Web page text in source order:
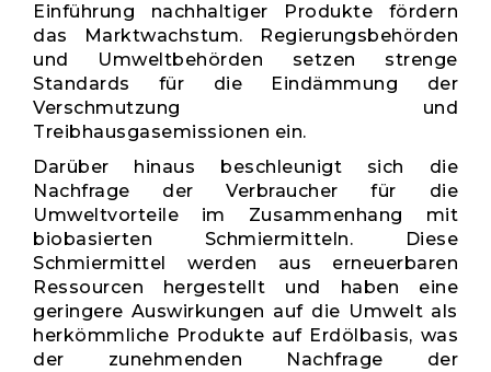
Einführung nachhaltiger Produkte fördern
das Marktwachstum. Regierungsbehörden
und Umweltbehörden setzen strenge
Standards für die Eindämmung der
Verschmutzung und
Treibhausgasemissionen ein.
Darüber hinaus beschleunigt sich die
Nachfrage der Verbraucher für die
Umweltvorteile im Zusammenhang mit
biobasierten Schmiermitteln. Diese
Schmiermittel werden aus erneuerbaren
Ressourcen hergestellt und haben eine
geringere Auswirkungen auf die Umwelt als
herkömmliche Produkte auf Erdölbasis, was
der zunehmenden Nachfrage der